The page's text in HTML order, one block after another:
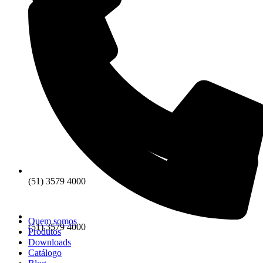
(51) 3579 4000
(51) 3579 4000
Quem somos
Produtos
Downloads
Catálogo